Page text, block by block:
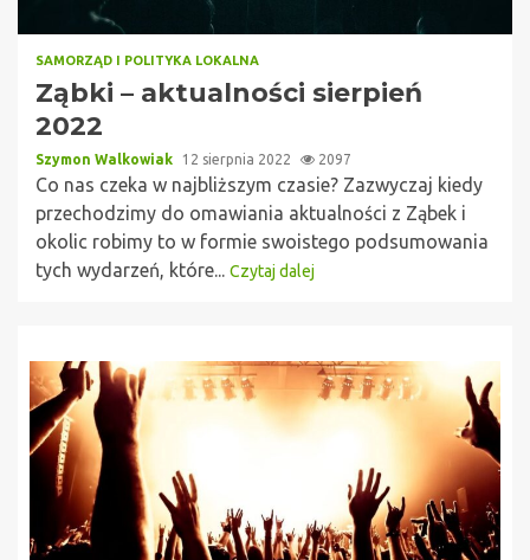
SAMORZĄD I POLITYKA LOKALNA
Ząbki – aktualności sierpień
2022
Szymon Walkowiak 12 sierpnia 2022 2097
Co nas czeka w najbliższym czasie? Zazwyczaj kiedy
przechodzimy do omawiania aktualności z Ząbek i
okolic robimy to w formie swoistego podsumowania
tych wydarzeń, które... Czytaj dalej